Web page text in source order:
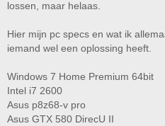
lossen, maar helaas.
Hier mijn pc specs en wat ik
iemand wel een oplossing heeft.
Windows 7 Home Premium 64bit
Intel i7 2600
Asus p8z68-v pro
Asus GTX 580 DirecU II